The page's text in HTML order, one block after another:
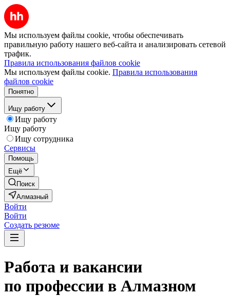
Мы используем файлы cookie, чтобы обеспечивать
правильную работу нашего веб-сайта и анализировать сетевой
трафик.
Правила использования файлов cookie
Мы используем файлы cookie. Правила использования
файлов cookie
Понятно
Ищу работу
Ищу работу
Ищу работу
Ищу сотрудника
Сервисы
Помощь
Ещё
Поиск
Алмазный
Войти
Войти
Создать резюме
Работа и вакансии
по профессии в Алмазном